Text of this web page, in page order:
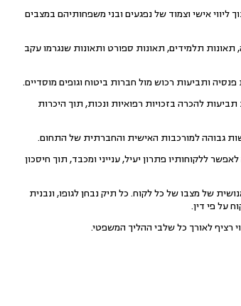
ליווי אישי וצמוד של נפגעים ובני משפחותיהם במצבים
תלמידים, תאונות ספורט ותאונות שנגרמו עקב
ותביעות רכוש מול חברות ביטוח וגופים מוסדיים.
להכרה בזכויות רפואיות ונכות, תוך היכרות
גבוהה למורכבות האישית והחברתית של התחום.
ללקוחותיו פתרון יעיל, ענייני ומכבד, תוך חיסכון
של מצבו של כל לקוח. כל תיק נבחן לגופו, ונבנית
על פי דין.
רציף לאורך כל שלבי ההליך המשפטי.